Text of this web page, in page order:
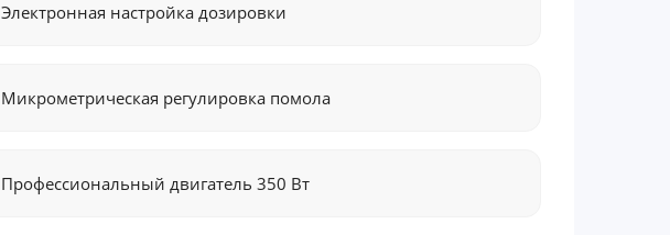
Электронная настройка дозировки
Микрометрическая регулировка помола
Профессиональный двигатель 350 Вт